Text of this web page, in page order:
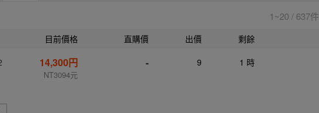
1~20 / 637件
目前價格 直購價 出價
剩餘
14,300円
NT3094元
- 9 1 時